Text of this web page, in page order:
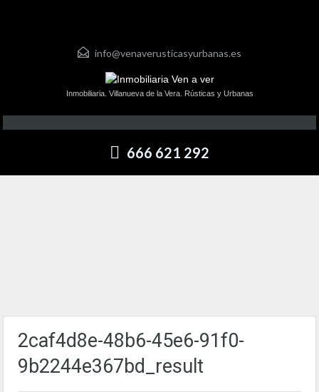
info@venaverusticasyurbanas.es
Inmobiliaria. Villanueva de la Vera. Rústicas y Urbanas
666 621 292
2caf4d8e-48b6-45e6-91f0-
9b2244e367bd_result